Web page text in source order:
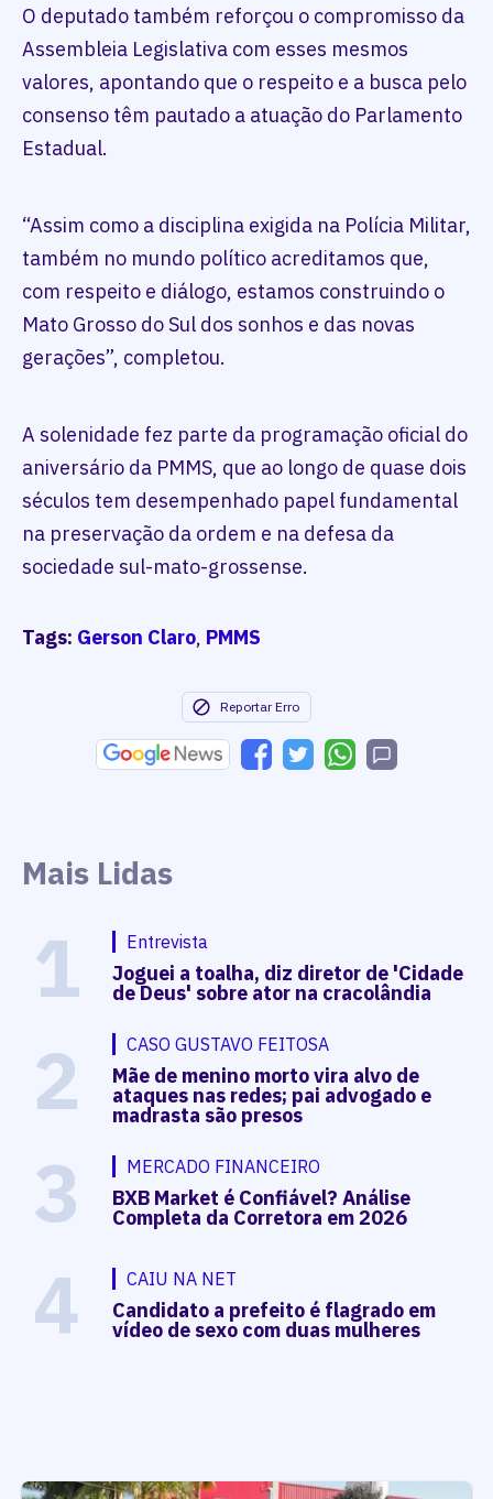
O deputado também reforçou o compromisso da
Assembleia Legislativa com esses mesmos
valores, apontando que o respeito e a busca pelo
consenso têm pautado a atuação do Parlamento
Estadual.
“Assim como a disciplina exigida na Polícia Militar,
também no mundo político acreditamos que,
com respeito e diálogo, estamos construindo o
Mato Grosso do Sul dos sonhos e das novas
gerações”, completou.
A solenidade fez parte da programação oficial do
aniversário da PMMS, que ao longo de quase dois
séculos tem desempenhado papel fundamental
na preservação da ordem e na defesa da
sociedade sul-mato-grossense.
Tags: Gerson Claro, PMMS
Reportar Erro
Mais Lidas
1 Entrevista
Joguei a toalha, diz diretor de 'Cidade
de Deus' sobre ator na cracolândia
2 CASO GUSTAVO FEITOSA
Mãe de menino morto vira alvo de
ataques nas redes; pai advogado e
madrasta são presos
3 MERCADO FINANCEIRO
BXB Market é Confiável? Análise
Completa da Corretora em 2026
4 CAIU NA NET
Candidato a prefeito é flagrado em
vídeo de sexo com duas mulheres